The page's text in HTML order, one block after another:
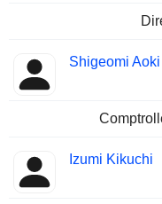
Shigeomi Aoki
Izumi Kikuchi